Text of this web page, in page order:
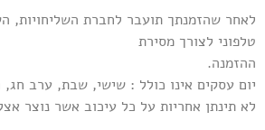
לאחר שהזמנתך תועבר לחברת השליחויות,
טלפוני לצורך מסירת
ההזמנה.
יום עסקים אינו כולל : שישי, שבת, ערב חג,
לא תינתן אחריות על כל עיכוב אשר נוצר